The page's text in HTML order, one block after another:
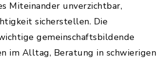
Miteinander unverzichtbar,
sicherstellen. Die
gemeinschaftsbildende
im Alltag, Beratung in schwierigen